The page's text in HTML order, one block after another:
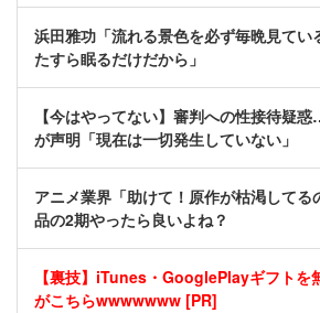
浜田雅功「流れる景色を必ず毎晩見て
たすら眠るだけだから」
【今はやってない】審判への性接待疑
が声明「現在は一切発生していない」
アニメ業界「助けて！原作が枯渇して
品の2期やったら良いよね？
【裏技】iTunes・GooglePlayギフトを
がこちらwwwwwww [PR]